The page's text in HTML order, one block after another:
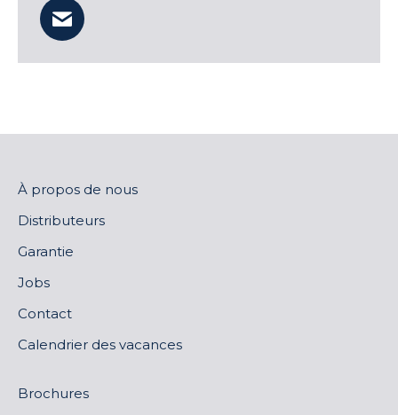
À propos de nous
Distributeurs
Garantie
Jobs
Contact
Calendrier des vacances
Brochures